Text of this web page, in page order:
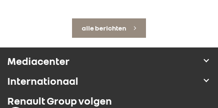
alle berichten
Mediacenter
Internationaal
Renault Group volgen